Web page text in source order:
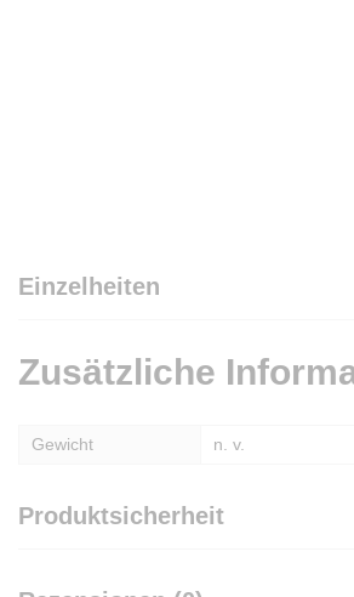
Einzelheiten
Zusätzliche
Gewicht n. v.
Produktsicherheit